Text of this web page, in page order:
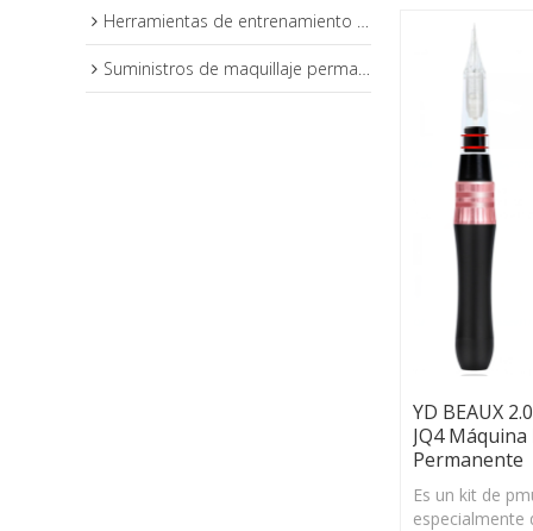
Herramientas de entrenamiento de maquillaje permanente
Suministros de maquillaje permanente
YD BEAUX
JQ4
Permanente
Es un kit de
especialmente